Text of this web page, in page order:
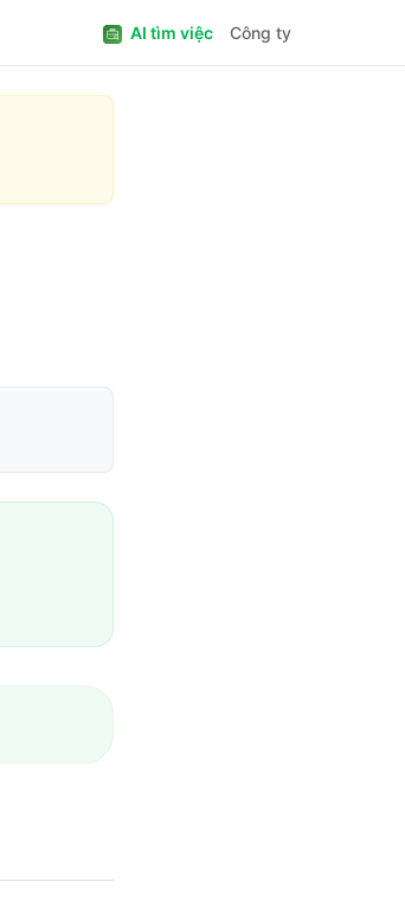
AI tìm việc Công ty